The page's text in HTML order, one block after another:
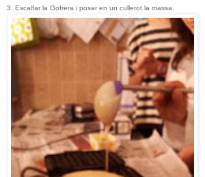
3. Escalfar la Gofrera i posar en un cullerot la massa.